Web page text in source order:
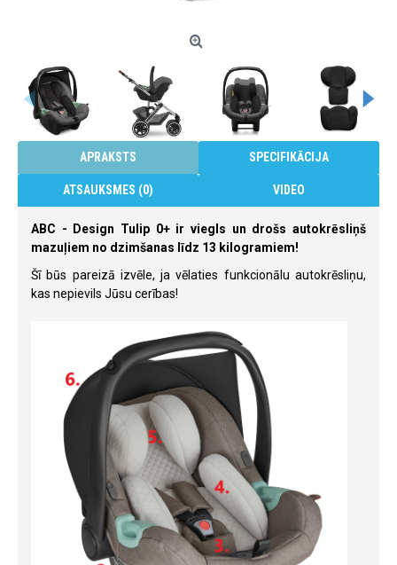
APRAKSTS SPECIFIKĀCIJA
ATSAUKSMES (0) VIDEO
ABC - Design Tulip 0+ ir viegls un drošs autokrēsliņš
mazuļiem no dzimšanas līdz 13 kilogramiem!
Šī būs pareizā izvēle, ja vēlaties funkcionālu autokrēsliņu,
kas nepievils Jūsu cerības!